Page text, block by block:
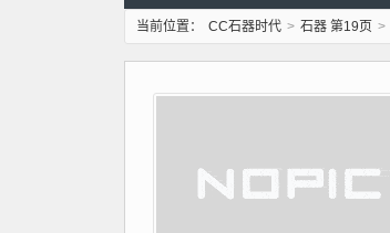
当前位置： CC石器时代 > 石器 第19页 >